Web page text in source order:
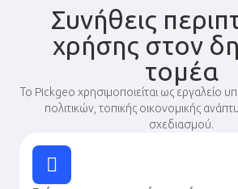
Συνήθεις
χρήσης στον
τομέα
Το Pickgeo χρησιμοποιείται ως εργαλείο
πολιτικών, τοπικής οικονομικής
σχεδιασμού.